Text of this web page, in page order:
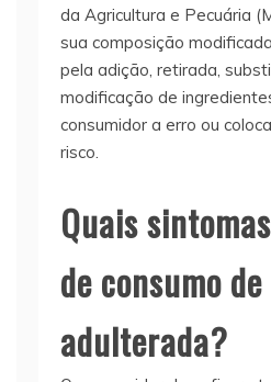
da Agricultura e Pecuária
sua composição
pela adição, retirada,
modificação de
consumidor a erro ou
risco.
Quais
de consumo
adulterada?